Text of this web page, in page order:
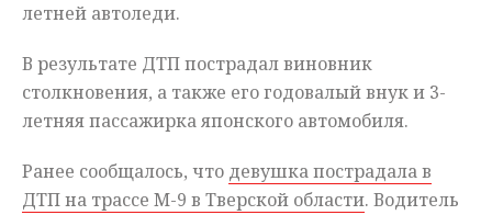
летней автоледи.
В результате ДТП пострадал виновник
столкновения, а также его годовалый внук и 3-
летняя пассажирка японского автомобиля.
Ранее сообщалось, что девушка пострадала в
ДТП на трассе М-9 в Тверской области. Водитель